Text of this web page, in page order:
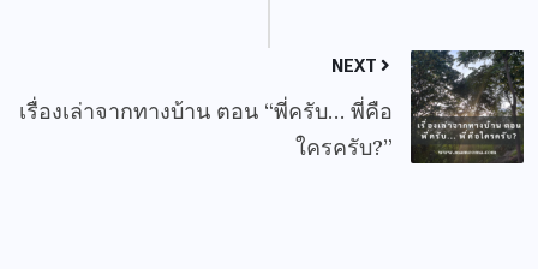
NEXT
เรื่องเล่าจากทางบ้าน ตอน “พี่ครับ… พี่คือ
ใครครับ?”